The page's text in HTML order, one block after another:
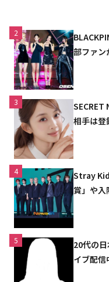
2
部ファ
3
SECRET
相手は
4
Stray
賞」や
5
20代の
イブ配